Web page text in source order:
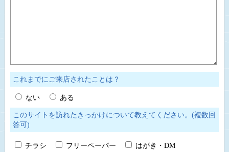
これまでにご来店されたことは？
ない ある
このサイトを訪れたきっかけについて教えてください。(複数回
答可)
チラシ フリーペーパー
はがき・DM